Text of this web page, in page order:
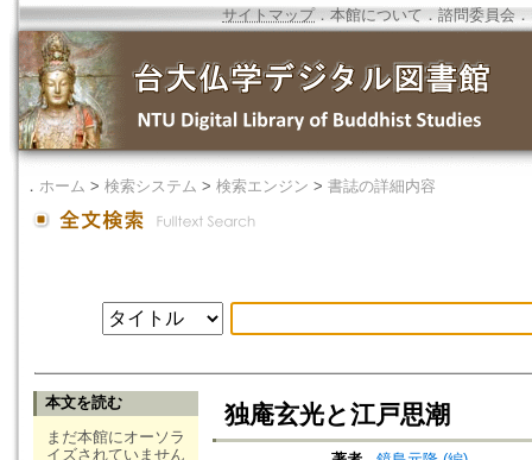
サイトマップ．本館について ． 諮問委員会 ．
． ホーム > 検索システム > 検索エンジン > 書誌の詳細内容
本文を読む
まだ本館にオーソラ
イズされていません
独庵玄光と江戸思潮